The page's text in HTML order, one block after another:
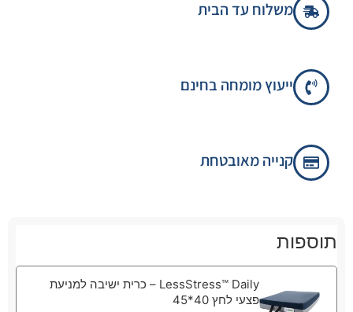
משלוח עד הבית
ייעוץ מומחה בחינם
קנייה מאובטחת
תוספות
LessStress™ Daily – כרית ישיבה למניעת
פצעי לחץ 40*45